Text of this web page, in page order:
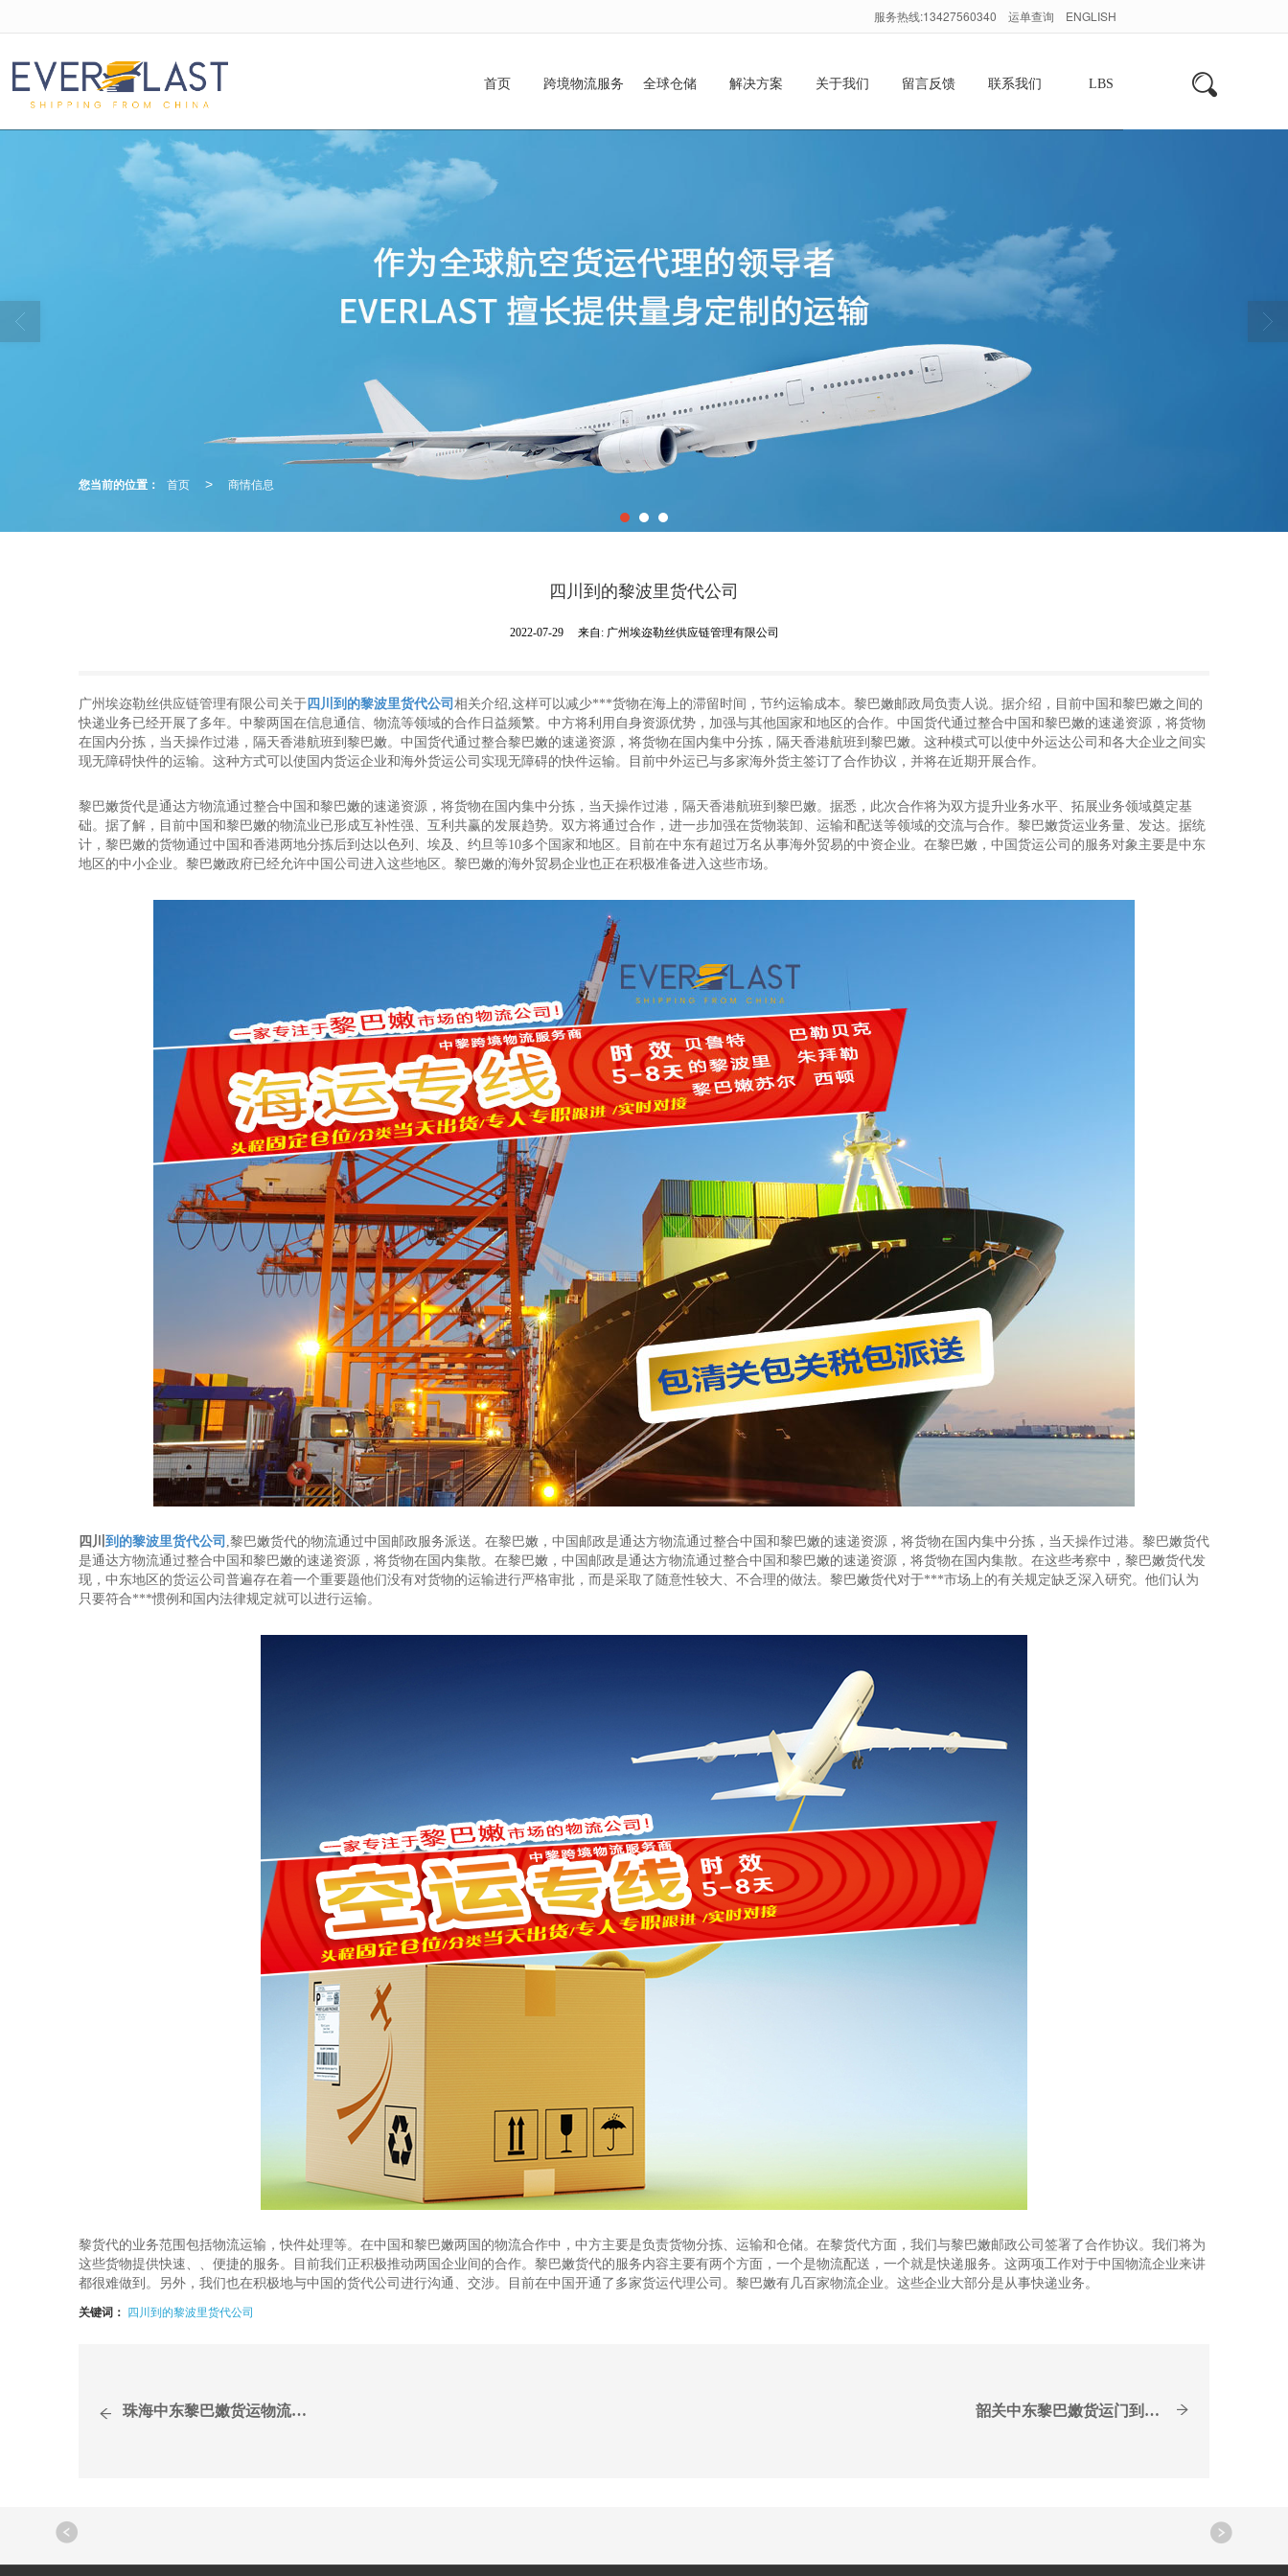
服务热线:13427560340 运单查询 ENGLISH
首页 跨境物流服务 全球仓储 解决方案 关于我们 留言反馈 联系我们 LBS
您当前的位置： 首页 > 商情信息
四川到的黎波里货代公司
2022-07-29 来自: 广州埃迩勒丝供应链管理有限公司
广州埃迩勒丝供应链管理有限公司关于 四川到的黎波里货代公司 相关介绍,这样可以减少***货物在海上的滞留时间，节约运输成本。黎巴嫩邮政局负责人说。据介绍，目前中国和黎巴嫩之间的
快递业务已经开展了多年。中黎两国在信息通信、物流等领域的合作日益频繁。中方将利用自身资源优势，加强与其他国家和地区的合作。中国货代通过整合中国和黎巴嫩的速递资源，将货物
在国内分拣，当天操作过港，隔天香港航班到黎巴嫩。中国货代通过整合黎巴嫩的速递资源，将货物在国内集中分拣，隔天香港航班到黎巴嫩。这种模式可以使中外运达公司和各大企业之间实
现无障碍快件的运输。这种方式可以使国内货运企业和海外货运公司实现无障碍的快件运输。目前中外运已与多家海外货主签订了合作协议，并将在近期开展合作。
黎巴嫩货代是通达方物流通过整合中国和黎巴嫩的速递资源，将货物在国内集中分拣，当天操作过港，隔天香港航班到黎巴嫩。据悉，此次合作将为双方提升业务水平、拓展业务领域奠定基
础。据了解，目前中国和黎巴嫩的物流业已形成互补性强、互利共赢的发展趋势。双方将通过合作，进一步加强在货物装卸、运输和配送等领域的交流与合作。黎巴嫩货运业务量、发达。据统
计，黎巴嫩的货物通过中国和香港两地分拣后到达以色列、埃及、约旦等10多个国家和地区。目前在中东有超过万名从事海外贸易的中资企业。在黎巴嫩，中国货运公司的服务对象主要是中东
地区的中小企业。黎巴嫩政府已经允许中国公司进入这些地区。黎巴嫩的海外贸易企业也正在积极准备进入这些市场。
四川 到的黎波里货代公司 ,黎巴嫩货代的物流通过中国邮政服务派送。在黎巴嫩，中国邮政是通达方物流通过整合中国和黎巴嫩的速递资源，将货物在国内集中分拣，当天操作过港。黎巴嫩货代
是通达方物流通过整合中国和黎巴嫩的速递资源，将货物在国内集散。在黎巴嫩，中国邮政是通达方物流通过整合中国和黎巴嫩的速递资源，将货物在国内集散。在这些考察中，黎巴嫩货代发
现，中东地区的货运公司普遍存在着一个重要题他们没有对货物的运输进行严格审批，而是采取了随意性较大、不合理的做法。黎巴嫩货代对于***市场上的有关规定缺乏深入研究。他们认为
只要符合***惯例和国内法律规定就可以进行运输。
黎货代的业务范围包括物流运输，快件处理等。在中国和黎巴嫩两国的物流合作中，中方主要是负责货物分拣、运输和仓储。在黎货代方面，我们与黎巴嫩邮政公司签署了合作协议。我们将为
这些货物提供快速、、便捷的服务。目前我们正积极推动两国企业间的合作。黎巴嫩货代的服务内容主要有两个方面，一个是物流配送，一个就是快递服务。这两项工作对于中国物流企业来讲
都很难做到。另外，我们也在积极地与中国的货代公司进行沟通、交涉。目前在中国开通了多家货运代理公司。黎巴嫩有几百家物流企业。这些企业大部分是从事快递业务。
关键词： 四川到的黎波里货代公司
珠海中东黎巴嫩货运物流包... 韶关中东黎巴嫩货运门到门...